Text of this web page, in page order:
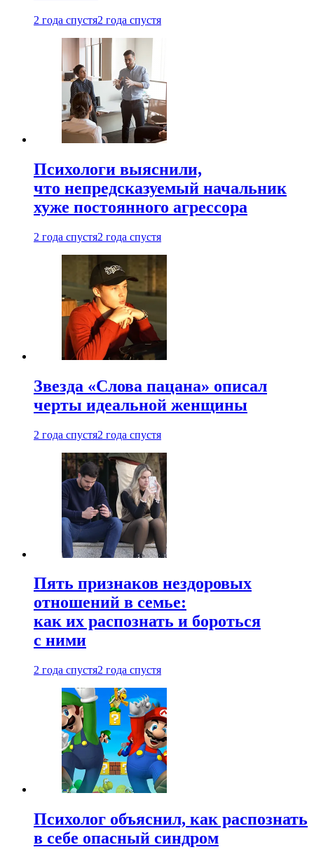
2 года спустя2 года спустя
Психологи выяснили,
что непредсказуемый начальник
хуже постоянного агрессора
2 года спустя2 года спустя
Звезда «Слова пацана» описал
черты идеальной женщины
2 года спустя2 года спустя
Пять признаков нездоровых
отношений в семье:
как их распознать и бороться
с ними
2 года спустя2 года спустя
Психолог объяснил, как распознать
в себе опасный синдром